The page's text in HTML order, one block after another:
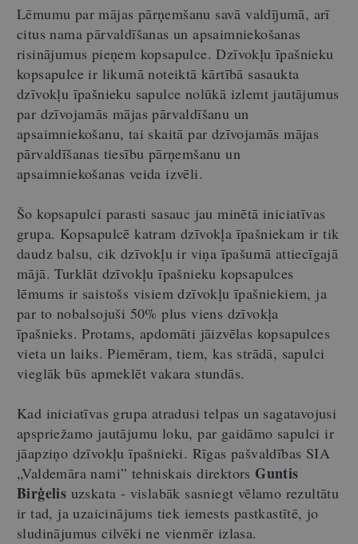
Lēmumu par mājas pārņemšanu savā valdījumā, arī
citus nama pārvaldīšanas un apsaimniekošanas
risinājumus pieņem kopsapulce. Dzīvokļu īpašnieku
kopsapulce ir likumā noteiktā kārtībā sasaukta
dzīvokļu īpašnieku sapulce nolūkā izlemt jautājumus
par dzīvojamās mājas pārvaldīšanu un
apsaimniekošanu, tai skaitā par dzīvojamās mājas
pārvaldīšanas tiesību pārņemšanu un
apsaimniekošanas veida izvēli.
Šo kopsapulci parasti sasauc jau minētā iniciatīvas
grupa. Kopsapulcē katram dzīvokļa īpašniekam ir tik
daudz balsu, cik dzīvokļu ir viņa īpašumā attiecīgajā
mājā. Turklāt dzīvokļu īpašnieku kopsapulces
lēmums ir saistošs visiem dzīvokļu īpašniekiem, ja
par to nobalsojuši 50% plus viens dzīvokļa
īpašnieks. Protams, apdomāti jāizvēlas kopsapulces
vieta un laiks. Piemēram, tiem, kas strādā, sapulci
vieglāk būs apmeklēt vakara stundās.
Kad iniciatīvas grupa atradusi telpas un sagatavojusi
apspriežamo jautājumu loku, par gaidāmo sapulci ir
jāapziņo dzīvokļu īpašnieki. Rīgas pašvaldības SIA
„Valdemāra nami” tehniskais direktorsGuntis
Birģelis uzskata - vislabāk sasniegt vēlamo rezultātu
ir tad, ja uzaicinājums tiek iemests pastkastītē, jo
sludinājumus cilvēki ne vienmēr izlasa.